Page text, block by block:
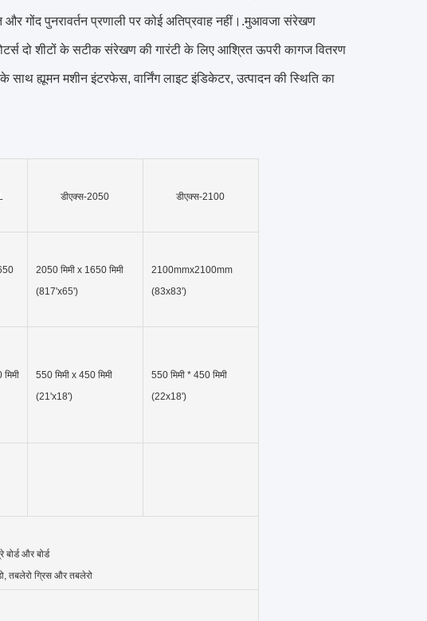
और गोंद पुनरावर्तन प्रणाली पर कोई अतिप्रवाह नहीं।.मुआवजा संरेखण
दो शीटों के सटीक संरेखण की गारंटी के लिए आश्रित ऊपरी कागज वितरण
ह्यूमन मशीन इंटरफेस, वार्निंग लाइट इंडिकेटर, उत्पादन की स्थिति का
डीएक्स-2050 डीएक्स-2100
2050 मिमी x 1650 मिमी
(817'x65')
2100mmx2100mm
(83x83')
550 मिमी x 450 मिमी
(21'x18')
550 मिमी * 450 मिमी
(22x18')
और बोर्ड
तबलेरो ग्रिस और तबलेरो